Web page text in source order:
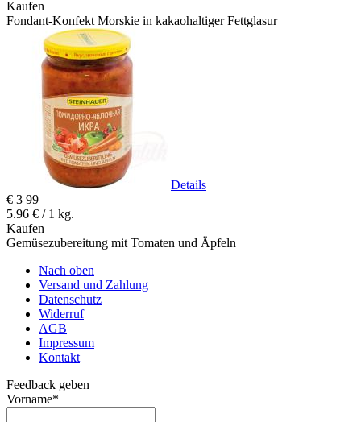
Kaufen
Fondant-Konfekt Morskie in kakaohaltiger Fettglasur
Details
€ 3 99
5.96 € / 1 kg.
Kaufen
Gemüsezubereitung mit Tomaten und Äpfeln
Nach oben
Versand und Zahlung
Datenschutz
Widerruf
AGB
Impressum
Kontakt
Feedback geben
Vorname*